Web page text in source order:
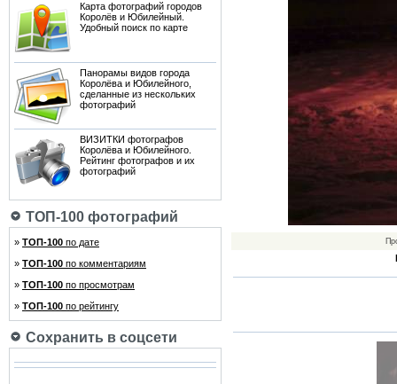
Карта фотографий городов
Королёв и Юбилейный.
Удобный поиск по карте
Панорамы видов города
Королёва и Юбилейного,
сделанные из нескольких
фотографий
ВИЗИТКИ фотографов
Королёва и Юбилейного.
Рейтинг фотографов и их
фотографий
ТОП-100 фотографий
» ТОП-100 по дате
» ТОП-100 по комментариям
» ТОП-100 по просмотрам
» ТОП-100 по рейтингу
Сохранить в соцсети